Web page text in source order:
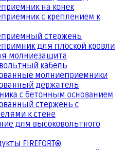
на конек
с креплением к
стержень
для плоской кровли
молниезащита
кабель
молниеприемники
держатель
с бетонным основанием
стержень с
к стене
для высоковольтного
FIREFORT®